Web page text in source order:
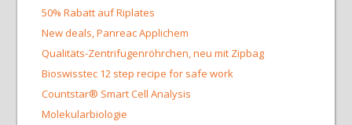
50% Rabatt auf Riplates
New deals, Panreac Applichem
Qualitäts-Zentrifugenröhrchen, neu mit Zipbag
Bioswisstec 12 step recipe for safe work
Countstar® Smart Cell Analysis
Molekularbiologie